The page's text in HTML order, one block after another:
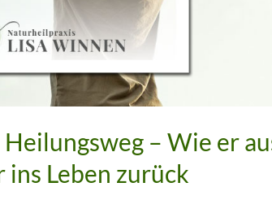
Heilungsweg – Wie er
Leben zurück